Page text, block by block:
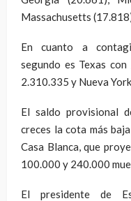
Massachusetts
En cuanto a
segundo es Texas
2.310.335 y Nueva
El saldo provisional
creces la cota más
Casa Blanca, que
100.000 y 240.000
El presidente de